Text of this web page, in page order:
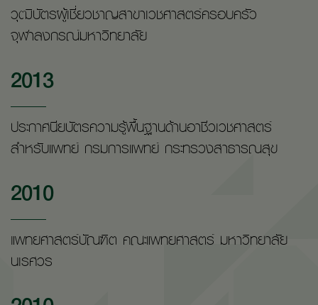
วุฒิบัตรผู้เชี่ยวชาญสาขาเวชศาสตร์ครอบครัว
จุฬาลงกรณ์มหาวิทยาลัย
2013
ประกาศนียบัตรความรู้พื้นฐานด้านอาชีวเวชศาสตร์
สำหรับแพทย์ กรมการแพทย์ กระทรวงสาธารณสุข
2010
แพทยศาสตร์บัณฑิต คณะแพทยศาสตร์ มหาวิทยาลัย
นเรศวร